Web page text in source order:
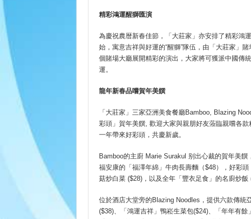
精彩鴻運醒獅匯演
為慶祝農暦新春佳節，「大莊家」亦安排了精彩鴻
始，寓意吉祥與好運的“醒獅”隊伍，由「大莊家」
個賭場大廳展開精彩的演出，大家將可獲派中國傳
運。
龍年新春品嚐賀年美饌
「大莊家」三家亞洲美食餐廳Bamboo, Blazing
彩頭」賀年美饌, 歡迎大家與親朋好友蒞臨親嚐各
一年帶來好彩頭，共慶新歲。
Bamboo的主廚 Marie Surakul 别出心裁的賀年美
福安康的「福澤年綿」牛肉長壽麵（$48），好彩
菇炒白菜 ($28)，以及全年「豐衣足食」的名廚炒
位於酒店大堂旁的Blazing Noodles，提供六款傳
($38)、「鴻運吉祥」鴨崧生菜包($24)、「年年有